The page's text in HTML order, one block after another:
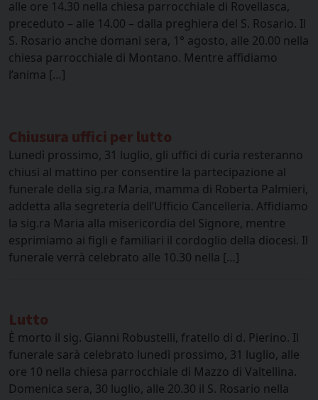
alle ore 14.30 nella chiesa parrocchiale di Rovellasca,
preceduto – alle 14.00 – dalla preghiera del S. Rosario. Il
S. Rosario anche domani sera, 1° agosto, alle 20.00 nella
chiesa parrocchiale di Montano. Mentre affidiamo
l’anima […]
Chiusura uffici per lutto
Lunedì prossimo, 31 luglio, gli uffici di curia resteranno
chiusi al mattino per consentire la partecipazione al
funerale della sig.ra Maria, mamma di Roberta Palmieri,
addetta alla segreteria dell’Ufficio Cancelleria. Affidiamo
la sig.ra Maria alla misericordia del Signore, mentre
esprimiamo ai figli e familiari il cordoglio della diocesi. Il
funerale verrà celebrato alle 10.30 nella […]
Lutto
È morto il sig. Gianni Robustelli, fratello di d. Pierino. Il
funerale sarà celebrato lunedì prossimo, 31 luglio, alle
ore 10 nella chiesa parrocchiale di Mazzo di Valtellina.
Domenica sera, 30 luglio, alle 20.30 il S. Rosario nella